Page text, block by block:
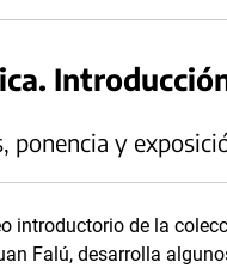
ponencia y
introductorio de la
Falú, desarrolla